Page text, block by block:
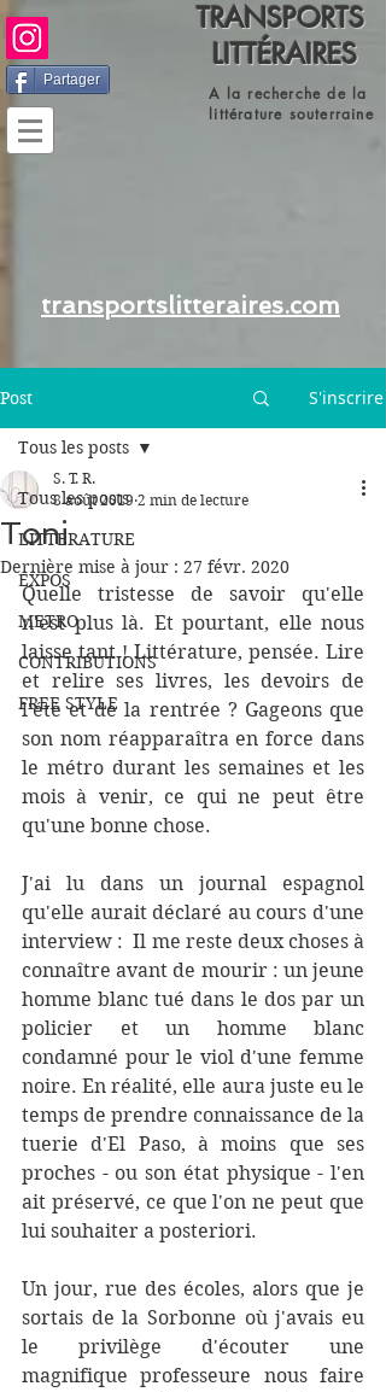
Partager
TRANSPORTS
LITTÉRAIRES
A la recherche de la
littérature souterraine
transportslitteraires.com
Post S'inscrire
Tous les posts
LITTERATURE
EXPOS
METRO
CONTRIBUTIONS
FREE STYLE
Tous les posts
Toni
S. T. R.
8 août 2019 2 min de lecture
Dernière mise à jour : 27 févr. 2020
Quelle tristesse de savoir qu'elle
n'est plus là. Et pourtant, elle nous
laisse tant ! Littérature, pensée. Lire
et relire ses livres, les devoirs de
l'été et de la rentrée ? Gageons que
son nom réapparaîtra en force dans
le métro durant les semaines et les
mois à venir, ce qui ne peut être
qu'une bonne chose.
J'ai lu dans un journal espagnol
qu'elle aurait déclaré au cours d'une
interview :  Il me reste deux choses à
connaître avant de mourir : un jeune
homme blanc tué dans le dos par un
policier et un homme blanc
condamné pour le viol d'une femme
noire. En réalité, elle aura juste eu le
temps de prendre connaissance de la
tuerie d'El Paso, à moins que ses
proches - ou son état physique - l'en
ait préservé, ce que l'on ne peut que
lui souhaiter a posteriori.
Un jour, rue des écoles, alors que je
sortais de la Sorbonne où j'avais eu
le privilège d'écouter une
magnifique professeure nous faire